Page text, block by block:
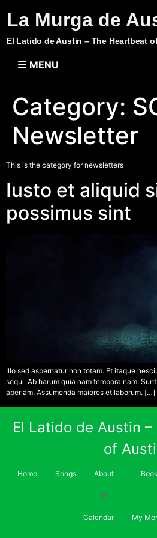
La Murga de
El Latido de Austin – The Heartbeat
MENU
Category:
Newsletter
This is the category for newsletters
Iusto et aliquid
possimus sint
Illo sed aspernatur non totam. Et itaque
sequi. Ab harum quia nam tempora nam.
aperiam. Assumenda maiores et laborum. […]
El Latido de Austin
of
Home Songs About
Calendar My